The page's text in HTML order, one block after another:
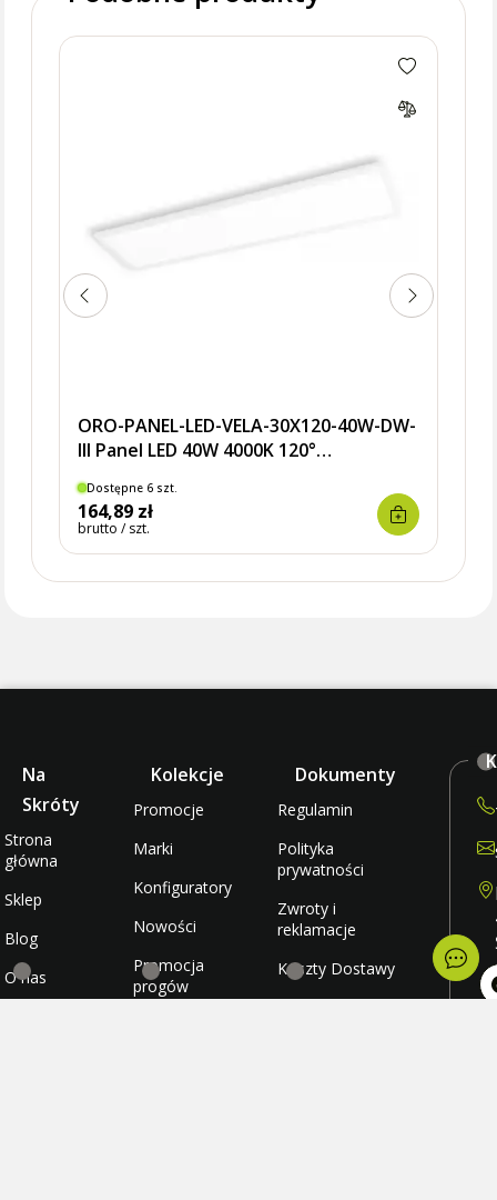
ORO-PANEL-LED-VELA-30X120-40W-DW-
III Panel LED 40W 4000K 120°
produkt wyposażony, strumień modułu
LED 5200Lm, strumień oprawy 4000Lm,
klasa energetyczna modułu E
Dostępne 6 szt.
164,89 zł
brutto / szt.
Na
Skróty
Strona
główna
Sklep
Blog
O nas
Kolekcje
Promocje
Marki
Konfiguratory
Nowości
Promocja
progów
Dokumenty
Regulamin
Polityka
prywatności
Zwroty i
reklamacje
Koszty Dostawy